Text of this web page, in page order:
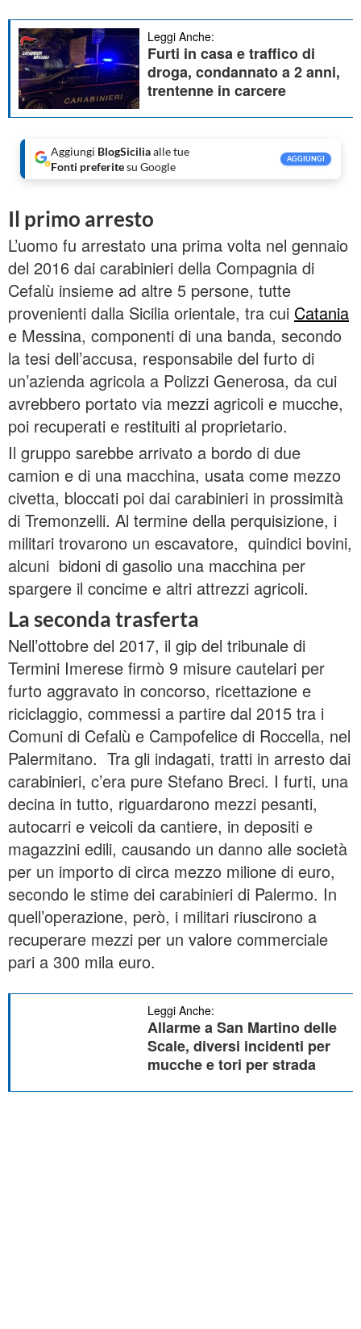
Leggi Anche:
Furti in casa e traffico di
droga, condannato a 2 anni,
trentenne in carcere
Aggiungi BlogSiciliaalle tue
Fonti preferitesu Google
AGGIUNGI
Il primo arresto
L’uomo fu arrestato una prima volta nel gennaio
del 2016 dai carabinieri della Compagnia di
Cefalù insieme ad altre 5 persone, tutte
provenienti dalla Sicilia orientale, tra cui Catania
e Messina, componenti di una banda, secondo
la tesi dell’accusa, responsabile del furto di
un’azienda agricola a Polizzi Generosa, da cui
avrebbero portato via mezzi agricoli e mucche,
poi recuperati e restituiti al proprietario.
Il gruppo sarebbe arrivato a bordo di due
camion e di una macchina, usata come mezzo
civetta, bloccati poi dai carabinieri in prossimità
di Tremonzelli. Al termine della perquisizione, i
militari trovarono un escavatore, quindici bovini,
alcuni bidoni di gasolio una macchina per
spargere il concime e altri attrezzi agricoli.
La seconda trasferta
Nell’ottobre del 2017, il gip del tribunale di
Termini Imerese firmò 9 misure cautelari per
furto aggravato in concorso, ricettazione e
riciclaggio, commessi a partire dal 2015 tra i
Comuni di Cefalù e Campofelice di Roccella, nel
Palermitano. Tra gli indagati, tratti in arresto dai
carabinieri, c’era pure Stefano Breci. I furti, una
decina in tutto, riguardarono mezzi pesanti,
autocarri e veicoli da cantiere, in depositi e
magazzini edili, causando un danno alle società
per un importo di circa mezzo milione di euro,
secondo le stime dei carabinieri di Palermo. In
quell’operazione, però, i militari riuscirono a
recuperare mezzi per un valore commerciale
pari a 300 mila euro.
Leggi Anche:
Allarme a San Martino delle
Scale, diversi incidenti per
mucche e tori per strada